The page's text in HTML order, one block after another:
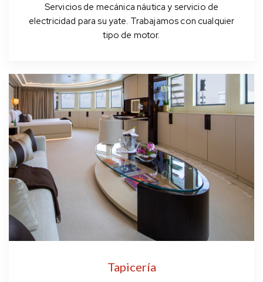
Servicios de mecánica náutica y servicio de
electricidad para su yate. Trabajamos con cualquier
tipo de motor.
Tapicería